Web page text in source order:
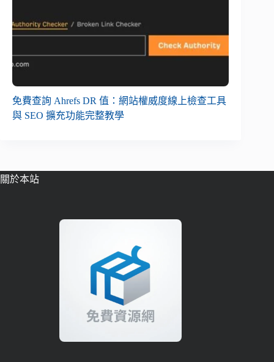
免費查詢 Ahrefs DR 值：網站權威度線上檢查工具
與 SEO 擴充功能完整教學
關於本站